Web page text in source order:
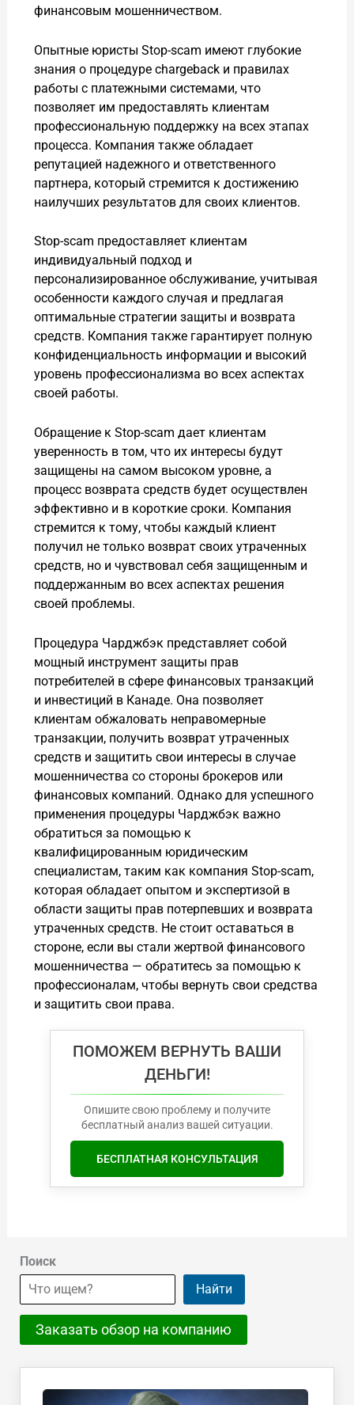
финансовым мошенничеством.
Опытные юристы Stop-scam имеют глубокие
знания о процедуре chargeback и правилах
работы с платежными системами, что
позволяет им предоставлять клиентам
профессиональную поддержку на всех этапах
процесса. Компания также обладает
репутацией надежного и ответственного
партнера, который стремится к достижению
наилучших результатов для своих клиентов.
Stop-scam предоставляет клиентам
индивидуальный подход и
персонализированное обслуживание, учитывая
особенности каждого случая и предлагая
оптимальные стратегии защиты и возврата
средств. Компания также гарантирует полную
конфиденциальность информации и высокий
уровень профессионализма во всех аспектах
своей работы.
Обращение к Stop-scam дает клиентам
уверенность в том, что их интересы будут
защищены на самом высоком уровне, а
процесс возврата средств будет осуществлен
эффективно и в короткие сроки. Компания
стремится к тому, чтобы каждый клиент
получил не только возврат своих утраченных
средств, но и чувствовал себя защищенным и
поддержанным во всех аспектах решения
своей проблемы.
Процедура Чарджбэк представляет собой
мощный инструмент защиты прав
потребителей в сфере финансовых транзакций
и инвестиций в Канаде. Она позволяет
клиентам обжаловать неправомерные
транзакции, получить возврат утраченных
средств и защитить свои интересы в случае
мошенничества со стороны брокеров или
финансовых компаний. Однако для успешного
применения процедуры Чарджбэк важно
обратиться за помощью к
квалифицированным юридическим
специалистам, таким как компания Stop-scam,
которая обладает опытом и экспертизой в
области защиты прав потерпевших и возврата
утраченных средств. Не стоит оставаться в
стороне, если вы стали жертвой финансового
мошенничества — обратитесь за помощью к
профессионалам, чтобы вернуть свои средства
и защитить свои права.
ПОМОЖЕМ ВЕРНУТЬ ВАШИ
ДЕНЬГИ!
Опишите свою проблему и получите
бесплатный анализ вашей ситуации.
БЕСПЛАТНАЯ КОНСУЛЬТАЦИЯ
Поиск
Найти
Заказать обзор на компанию